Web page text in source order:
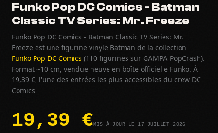
Funko Pop DC Comics - Batman
Classic TV Series: Mr. Freeze
Funko Pop DC Comics - Batman Classic TV Series: Mr.
Freeze est une figurine vinyle Batman de la collection
Funko Pop DC Comics (110 figurines sur GAMPA PopCrash).
Format ~10 cm, vendue neuve en boîte officielle Funko. À
19,39 €, l'une des entrées les plus accessibles du crew DC
Comics.
19,39 €MIS À JOUR LE 17 JUILLET 2026